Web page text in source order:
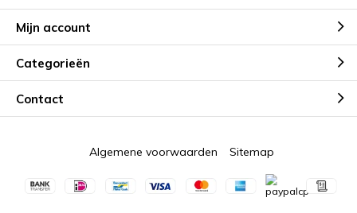
Mijn account
Categorieën
Contact
Algemene voorwaarden Sitemap